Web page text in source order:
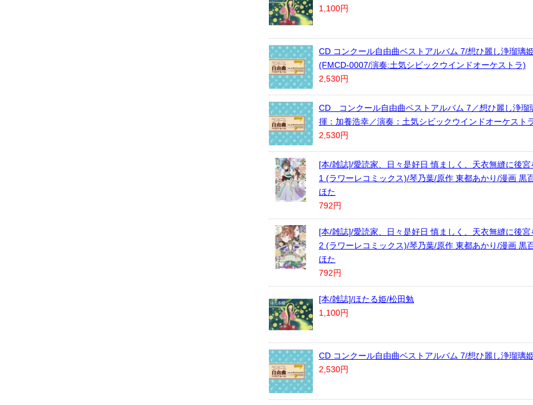
1,100円
CD コンクール自由曲ベストアルバム 7/想ひ麗し浄瑠璃
(FMCD-0007/演奏:土気シビックウインドオーケストラ)
2,530円
CD コンクール自由曲ベストアルバム 7／想ひ麗し浄瑠
揮：加養浩幸／演奏：土気シビックウインドオーケスト
2,530円
[本/雑誌]/愛読家、日々是好日 慎ましく、天衣無縫に後宮
1 (ラワーレコミックス)/琴乃葉/原作 東都あかり/漫画 黒
ほた
792円
[本/雑誌]/愛読家、日々是好日 慎ましく、天衣無縫に後宮
2 (ラワーレコミックス)/琴乃葉/原作 東都あかり/漫画 黒
ほた
792円
[本/雑誌]/ほたる姫/松田勉
1,100円
CD コンクール自由曲ベストアルバム 7/想ひ麗し浄瑠璃
2,530円